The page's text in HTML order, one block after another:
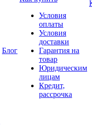
Блог
Условия
оплаты
Условия
доставки
Гарантия на
товар
Юридическим
лицам
Кредит,
рассрочка